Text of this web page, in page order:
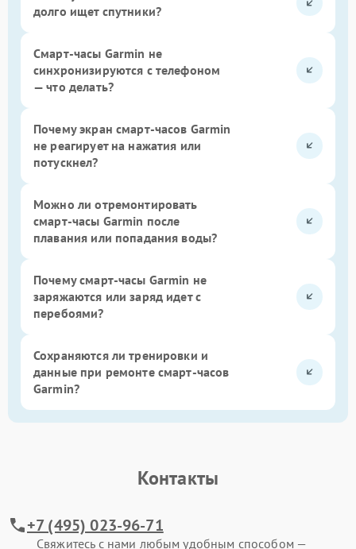
долго ищет спутники?
Смарт-часы Garmin не
синхронизируются с телефоном
— что делать?
Почему экран смарт-часов Garmin
не реагирует на нажатия или
потускнел?
Можно ли отремонтировать
смарт-часы Garmin после
плавания или попадания воды?
Почему смарт-часы Garmin не
заряжаются или заряд идет с
перебоями?
Сохраняются ли тренировки и
данные при ремонте смарт-часов
Garmin?
Контакты
+7 (495) 023-96-71
Свяжитесь с нами любым удобным способом —